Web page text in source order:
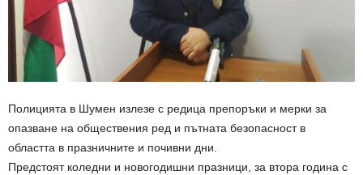
Полицията в Шумен излезе с редица препоръки и мерки за
опазване на обществения ред и пътната безопасност в
областта в празничните и почивни дни.
Предстоят коледни и новогодишни празници, за втора година с